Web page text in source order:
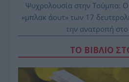
Ψυχρολουσία στην Τούμπα:
«μπλακ άουτ» των 17
την ανατροπή στο
ΤΟ ΒΙΒΛΙΟ